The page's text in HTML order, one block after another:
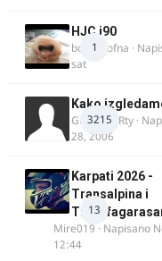
1
HJC i90
bobi_krofna ·
sat
3215
Kako
Guest diRRty ·
28, 2006
13
Karpati 2026 -
Transalpina i
Mire019 · Napisano
12:44